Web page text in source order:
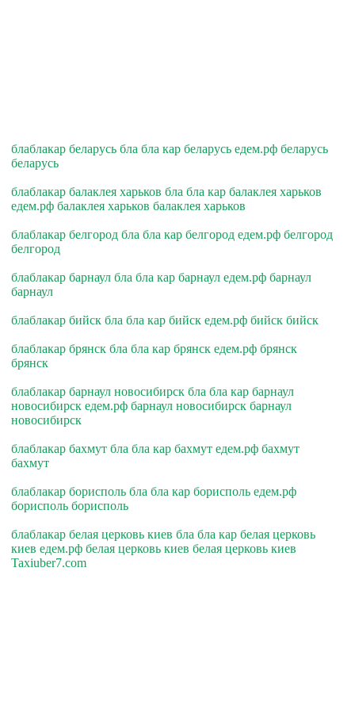
блаблакар беларусь бла бла кар беларусь едем.рф беларусь
беларусь
блаблакар балаклея харьков бла бла кар балаклея харьков
едем.рф балаклея харьков балаклея харьков
блаблакар белгород бла бла кар белгород едем.рф белгород
белгород
блаблакар барнаул бла бла кар барнаул едем.рф барнаул
барнаул
блаблакар бийск бла бла кар бийск едем.рф бийск бийск
блаблакар брянск бла бла кар брянск едем.рф брянск
брянск
блаблакар барнаул новосибирск бла бла кар барнаул
новосибирск едем.рф барнаул новосибирск барнаул
новосибирск
блаблакар бахмут бла бла кар бахмут едем.рф бахмут
бахмут
блаблакар борисполь бла бла кар борисполь едем.рф
борисполь борисполь
блаблакар белая церковь киев бла бла кар белая церковь
киев едем.рф белая церковь киев белая церковь киев
Taxiuber7.com